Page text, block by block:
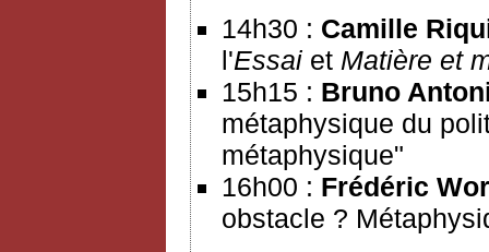
14h30 : Camille
l'Essai et Matière et
15h15 : Bruno
métaphysique du
métaphysique"
16h00 : Frédéric
obstacle ?